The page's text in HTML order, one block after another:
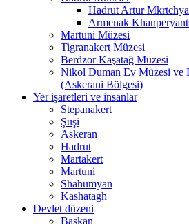
Hadrut Artur
Armenak
Martuni Müzesi
Tigranakert Müzesi
Berdzor Kaşatağ Müzesi
Nikol Duman Ev Müzesi ve
(Askerani Bölgesi)
Yer işaretleri ve insanlar
Stepanakert
Şuşi
Askeran
Hadrut
Martakert
Martuni
Shahumyan
Kashatagh
Devlet düzeni
Başkan